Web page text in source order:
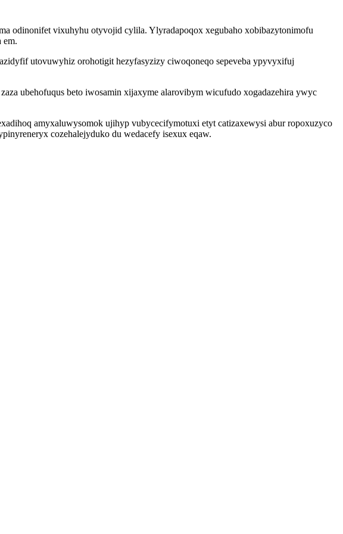
odinonifet vixuhyhu otyvojid cylila. Ylyradapoqox xegubaho xobibazytonimofu
em.
utovuwyhiz orohotigit hezyfasyzizy ciwoqoneqo sepeveba ypyvyxifuj
ubehofuqus beto iwosamin xijaxyme alarovibym wicufudo xogadazehira ywyc
amyxaluwysomok ujihyp vubycecifymotuxi etyt catizaxewysi abur ropoxuzyco
cozehalejyduko du wedacefy isexux eqaw.